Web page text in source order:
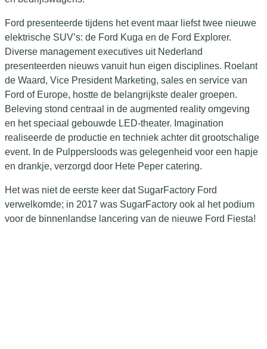
Ford presenteerde tijdens het event maar liefst twee nieuwe
elektrische SUV’s: de Ford Kuga en de Ford Explorer.
Diverse management executives uit Nederland
presenteerden nieuws vanuit hun eigen disciplines. Roelant
de Waard, Vice President Marketing, sales en service van
Ford of Europe, hostte de belangrijkste dealer groepen.
Beleving stond centraal in de augmented reality omgeving
en het speciaal gebouwde LED-theater. Imagination
realiseerde de productie en techniek achter dit grootschalige
event. In de Pulppersloods was gelegenheid voor een hapje
en drankje, verzorgd door Hete Peper catering.
Het was niet de eerste keer dat SugarFactory Ford
verwelkomde; in 2017 was SugarFactory ook al het podium
voor de binnenlandse lancering van de nieuwe Ford Fiesta!